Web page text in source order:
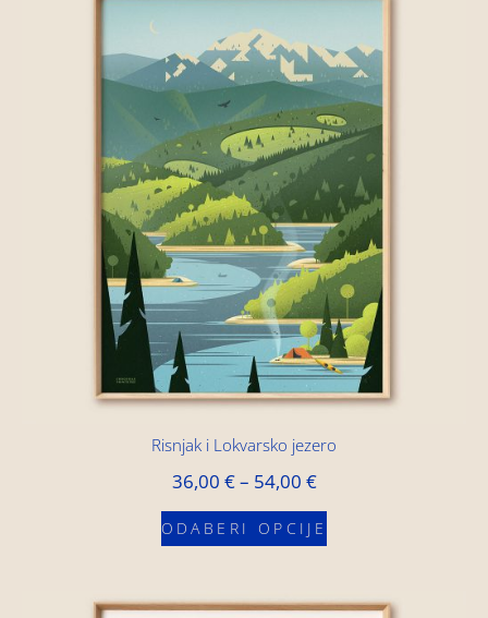
Risnjak i Lokvarsko jezero
36,00 €– 54,00 €
ODABERI OPCIJE